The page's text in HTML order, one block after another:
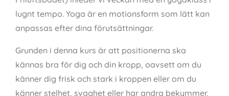
lugnt tempo. Yoga är en motionsform som lätt kan
anpassas efter dina förutsättningar.
Grunden i denna kurs är att positionerna ska
kännas bra för dig och din kropp, oavsett om du
känner dig frisk och stark i kroppen eller om du
känner stelhet, svaghet eller har andra bekymmer.